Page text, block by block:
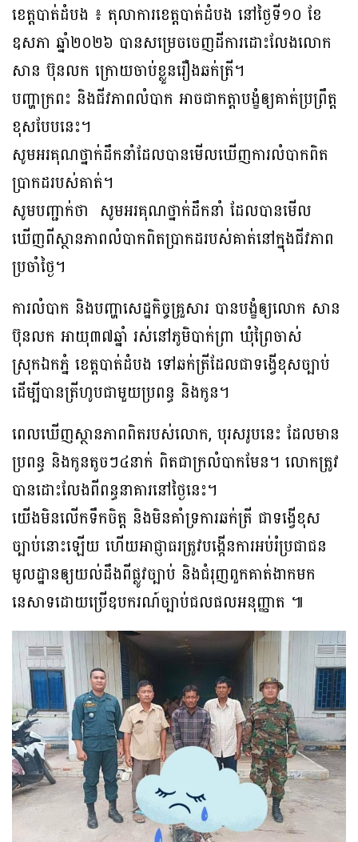
ខេត្តបាត់ដំបង ៖ តុលាការខេត្តបាត់ដំបង នៅថ្ងៃទី១០ ខែ
ឧសភា ឆ្នាំ២០២៦ បានសម្រេចចេញដីការដោះលែងលោក
សាន ប៊ុនលក ក្រោយចាប់ខ្លួនរឿងឆក់ត្រី។
បញ្ហាក្រពះ និងជីវភាពលំបាក អាចជាកត្តាបង្ខំឲ្យគាត់ប្រព្រឹត្ត
ខុសបែបនេះ។
សូមអរគុណថ្នាក់ដឹកនាំដែលបានមើលឃើញការលំបាកពិត
ប្រាកដរបស់គាត់។
សូមបញ្ជាក់ថា សូមអរគុណថ្នាក់ដឹកនាំ ដែលបានមើល
ឃើញពីស្ថានភាពលំបាកពិតប្រាកដរបស់គាត់នៅក្នុងជីវភាព
ប្រចាំថ្ងៃ។
ការលំបាក និងបញ្ហាសេដ្ឋកិច្ចគ្រួសារ បានបង្ខំឲ្យលោក សាន
ប៊ុនលក អាយុ៣៧ឆ្នាំ រស់នៅភូមិបាក់ព្រា ឃុំព្រៃចាស់
ស្រុកឯកភ្នំ ខេត្តបាត់ដំបង ទៅឆក់ត្រីដែលជាទង្វើខុសច្បាប់
ដើម្បីបានត្រីហូបជាមួយប្រពន្ធ និងកូន។
ពេលឃើញស្ថានភាពពិតរបស់លោក, បុរសរូបនេះ ដែលមាន
ប្រពន្ធ និងកូនតូចៗ៤នាក់ ពិតជាក្រលំបាកមែន។ លោកត្រូវ
បានដោះលែងពីពន្ធនាគារនៅថ្ងៃនេះ។
យើងមិនលើកទឹកចិត្ត និងមិនគាំទ្រការឆក់ត្រី ជាទង្វើខុស
ច្បាប់នោះឡើយ ហើយអាជ្ញាធរត្រូវបង្កើនការអប់រំប្រជាជន
មូលដ្ឋានឲ្យយល់ដឹងពីផ្លូវច្បាប់ និងជំរុញពួកគាត់ងាកមក
នេសាទដោយប្រើឧបករណ៍ច្បាប់ជលផលអនុញ្ញាត ៕